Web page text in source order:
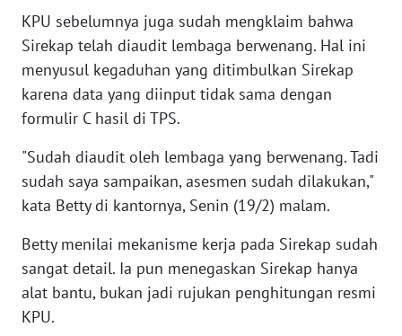
KPU sebelumnya juga sudah mengklaim bahwa
Sirekap telah diaudit lembaga berwenang. Hal ini
menyusul kegaduhan yang ditimbulkan Sirekap
karena data yang diinput tidak sama dengan
formulir C hasil di TPS.
"Sudah diaudit oleh lembaga yang berwenang. Tadi
sudah saya sampaikan, asesmen sudah dilakukan,"
kata Betty di kantornya, Senin (19/2) malam.
Betty menilai mekanisme kerja pada Sirekap sudah
sangat detail. Ia pun menegaskan Sirekap hanya
alat bantu, bukan jadi rujukan penghitungan resmi
KPU.
WN
SUMUT
JAKARTA
WN
JABAR
BANTEN
WN